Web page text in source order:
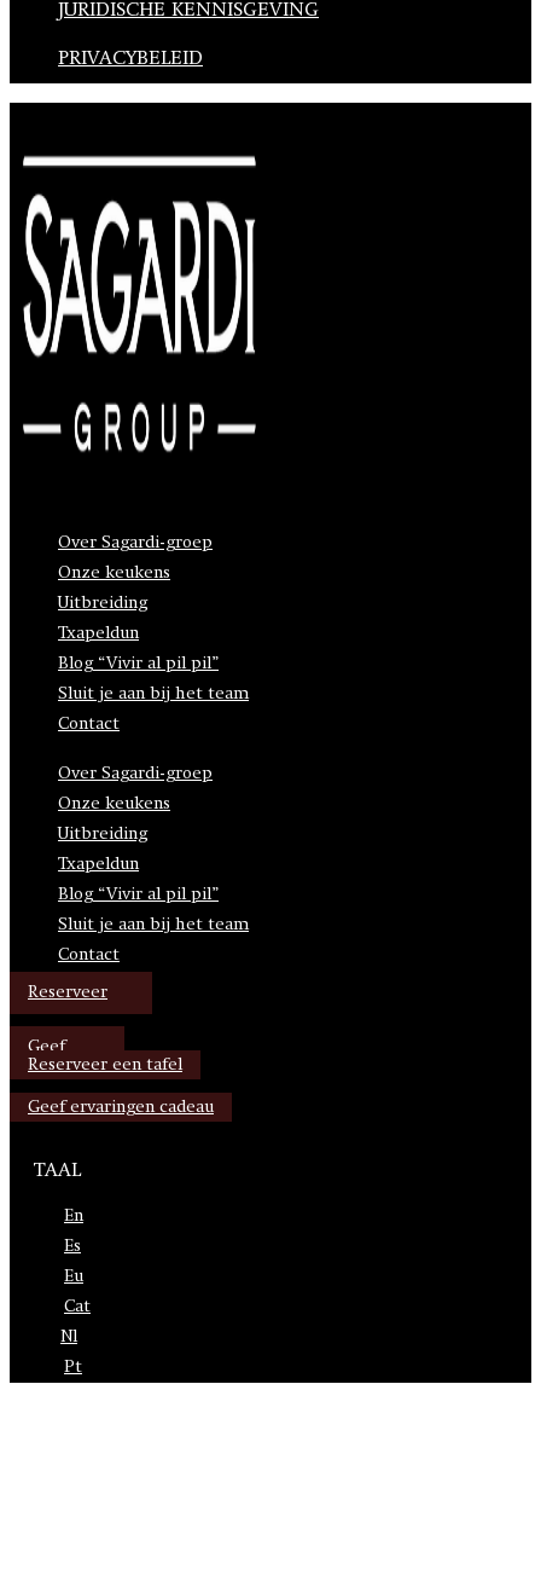
JURIDISCHE KENNISGEVING
PRIVACYBELEID
Over Sagardi-groep
Onze keukens
Uitbreiding
Txapeldun
Blog “Vivir al pil pil”
Sluit je aan bij het team
Contact
Over Sagardi-groep
Onze keukens
Uitbreiding
Txapeldun
Blog “Vivir al pil pil”
Sluit je aan bij het team
Contact
Reserveer
Geef
Reserveer een tafel
Geef ervaringen cadeau
TAAL
En
Es
Eu
Cat
De
Pt